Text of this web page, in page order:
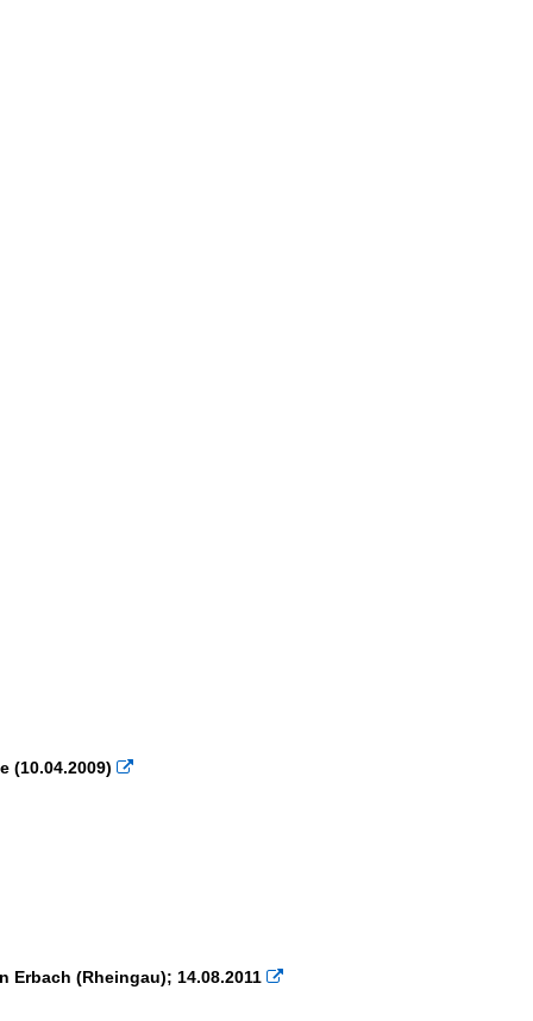
(10.04.2009) 
(Rheingau); 14.08.2011 